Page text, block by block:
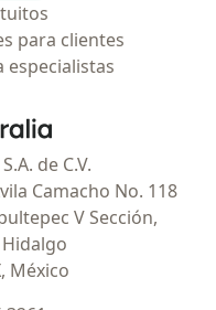
para clientes
especialistas
- Página de inicio
de C.V.
Camacho No. 118
V Sección,
México